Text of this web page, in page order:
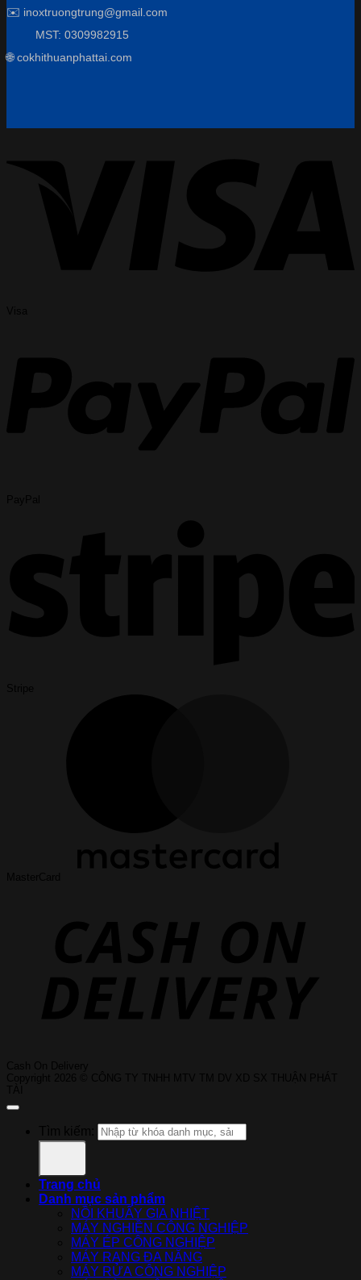
✉️ inoxtruongtrung@gmail.com
MST: 0309982915
🌐 cokhithuanphattai.com
Trang chủ
Danh mục sản phẩm
NỒI KHUẤY GIA NHIỆT
MÁY NGHIỀN CÔNG NGHIỆP
MÁY ÉP CÔNG NGHIỆP
MÁY RANG ĐA NĂNG
MÁY RỬA CÔNG NGHIỆP